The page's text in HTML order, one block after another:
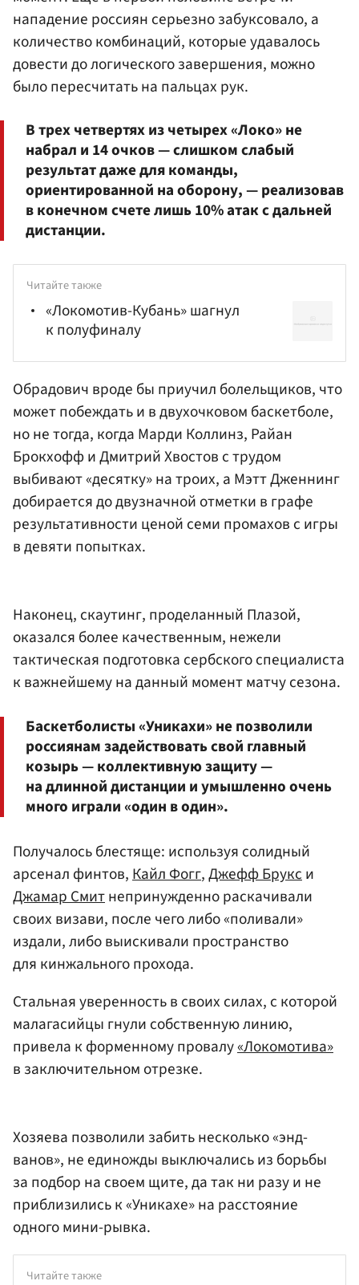
нападение россиян серьезно забуксовало, а
количество комбинаций, которые удавалось
довести до логического завершения, можно
было пересчитать на пальцах рук.
В трех четвертях из четырех «Локо» не
набрал и 14 очков — слишком слабый
результат даже для команды,
ориентированной на оборону, — реализовав
в конечном счете лишь 10% атак с дальней
дистанции.
Читайте также
«Локомотив-Кубань» шагнул
к полуфиналу
Обрадович вроде бы приучил болельщиков, что
может побеждать и в двухочковом баскетболе,
но не тогда, когда Марди Коллинз, Райан
БрокхоффиДмитрий Хвостов с трудом
выбивают «десятку» на троих, а Мэтт Дженнинг
добирается до двузначной отметки в графе
результативности ценой семи промахов с игры
в девяти попытках.
Наконец, скаутинг, проделанный Плазой,
оказался более качественным, нежели
тактическая подготовка сербского специалиста
к важнейшему на данный момент матчу сезона.
Баскетболисты «Уникахи» не позволили
россиянам задействовать свой главный
козырь — коллективную защиту —
на длинной дистанции и умышленно очень
много играли «один в один».
Получалось блестяще: используя солидный
арсенал финтов,Кайл Фогг,Джефф Брукси
Джамар Смитнепринужденно раскачивали
своих визави, после чего либо «поливали»
издали, либо выискивали пространство
для кинжального прохода.
Стальная уверенность в своих силах, с которой
малагасийцы гнули собственную линию,
привела к форменному провалу«Локомотива»
в заключительном отрезке.
Хозяева позволили забить несколько «энд-
ванов», не единожды выключались из борьбы
за подбор на своем щите, да так ни разу и не
приблизились к «Уникахе» на расстояние
одного мини-рывка.
Читайте также